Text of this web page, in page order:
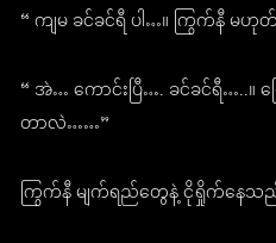
“ ကျမ ခင်ခင်ရီ ပါ…။ ကြွက်နီ မ
“ အဲ… ကောင်းပြီ…. ခင်ခင်ရီ
တာလဲ……”
ကြွက်နီ မျက်ရည်တွေနဲ့ ငိုရှိုက်နေသ